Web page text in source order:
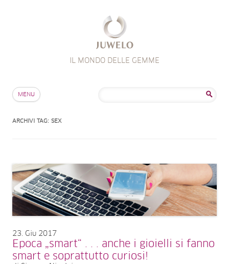
IL MONDO DELLE GEMME
MENU
ARCHIVI TAG: SEX
23 Giu 2017
Epoca „smart“ . . . anche i gioielli si fanno
smart e soprattutto curiosi!